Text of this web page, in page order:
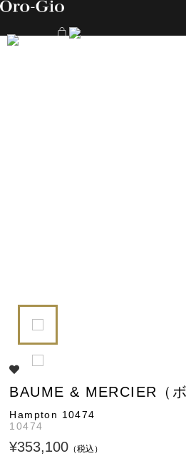
BAUME & MERCIER（
Hampton 10474
10474
¥353,100 （税込）